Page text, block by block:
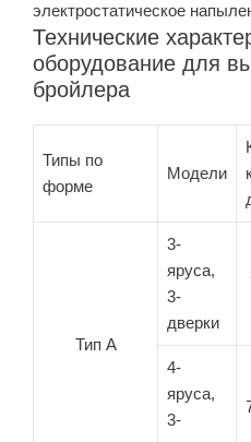
электростатическое
Технические
оборудование для
бройлера
Типы по
форме
Модели
Тип A
3-
яруса,
3-
дверки
4-
яруса,
3-